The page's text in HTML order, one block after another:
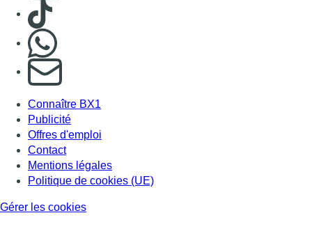
Consulter TikTok
S'abonner à notre newsletter
Connaître BX1
Publicité
Offres d'emploi
Contact
Mentions légales
Politique de cookies (UE)
Gérer les cookies